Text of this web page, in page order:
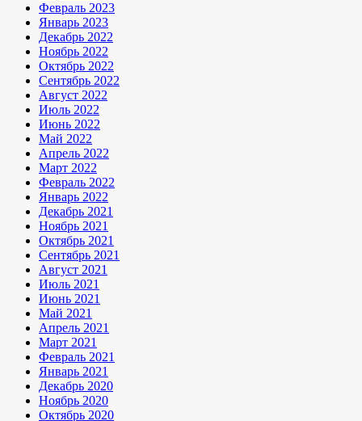
Февраль 2023
Январь 2023
Декабрь 2022
Ноябрь 2022
Октябрь 2022
Сентябрь 2022
Август 2022
Июль 2022
Июнь 2022
Май 2022
Апрель 2022
Март 2022
Февраль 2022
Январь 2022
Декабрь 2021
Ноябрь 2021
Октябрь 2021
Сентябрь 2021
Август 2021
Июль 2021
Июнь 2021
Май 2021
Апрель 2021
Март 2021
Февраль 2021
Январь 2021
Декабрь 2020
Ноябрь 2020
Октябрь 2020